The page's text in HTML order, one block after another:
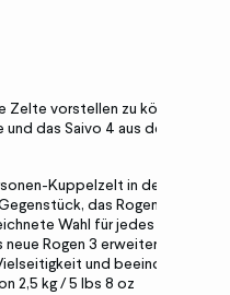
Zelte vorstellen zu können: das
das Saivo 4 aus der Black
Kuppelzelt in der Yellow
das Rogen 2 (früher
Wahl für jedes Abenteuer
Rogen 3 erweitert die
und beeindruckt
2,5 kg / 5 lbs 8 oz